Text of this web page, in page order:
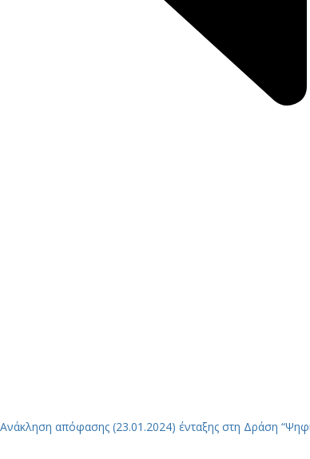
Ανάκληση απόφασης (23.01.2024) ένταξης στη Δράση